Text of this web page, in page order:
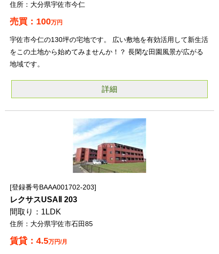
大分県宇佐市今仁
100万円
宇佐市今仁の130坪の宅地です。 広い敷地を有効活用して新生活
をこの土地から始めてみませんか！？ 長閑な田園風景が広がる
地域です。
詳細
登録番号BAAA001702-203
レクサスUSAⅡ 203
1LDK
大分県宇佐市石田85
4.5万円/月